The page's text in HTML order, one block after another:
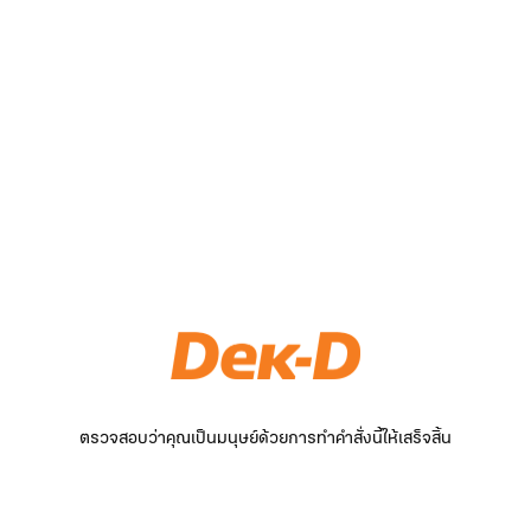
ตรวจสอบว่าคุณเป็นมนุษย์ด้วยการทำคำสั่งนี้ให้เสร็จสิ้น